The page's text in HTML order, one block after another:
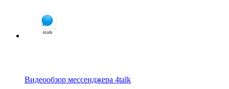
Видеообзор мессенджера 4talk